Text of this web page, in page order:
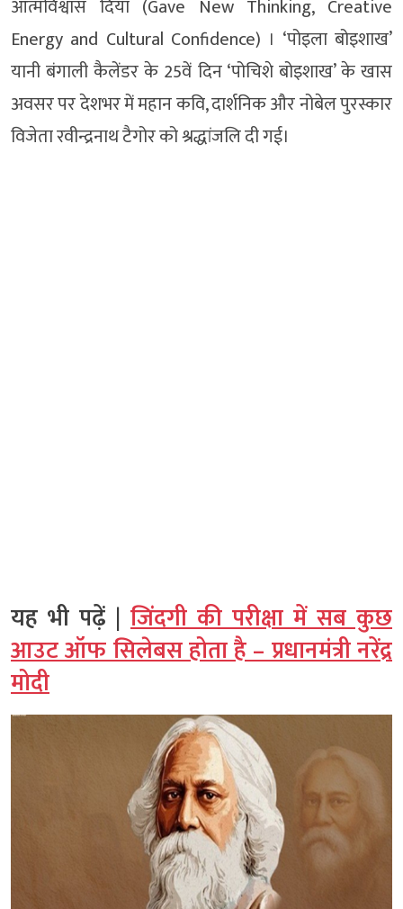
आत्मविश्वास दिया (Gave New Thinking, Creative
Energy and Cultural Confidence) । ‘पोइला बोइशाख’
यानी बंगाली कैलेंडर के 25वें दिन ‘पोचिशे बोइशाख’ के खास
अवसर पर देशभर में महान कवि, दार्शनिक और नोबेल पुरस्कार
विजेता रवीन्द्रनाथ टैगोर को श्रद्धांजलि दी गई।
यह भी पढ़ें | जिंदगी की परीक्षा में सब कुछ
आउट ऑफ सिलेबस होता है – प्रधानमंत्री नरेंद्र
मोदी